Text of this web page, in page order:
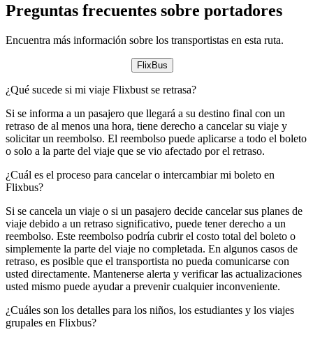
Preguntas frecuentes sobre portadores
Encuentra más información sobre los transportistas en esta ruta.
FlixBus
¿Qué sucede si mi viaje Flixbust se retrasa?
Si se informa a un pasajero que llegará a su destino final con un
retraso de al menos una hora, tiene derecho a cancelar su viaje y
solicitar un reembolso. El reembolso puede aplicarse a todo el boleto
o solo a la parte del viaje que se vio afectado por el retraso.
¿Cuál es el proceso para cancelar o intercambiar mi boleto en
Flixbus?
Si se cancela un viaje o si un pasajero decide cancelar sus planes de
viaje debido a un retraso significativo, puede tener derecho a un
reembolso. Este reembolso podría cubrir el costo total del boleto o
simplemente la parte del viaje no completada. En algunos casos de
retraso, es posible que el transportista no pueda comunicarse con
usted directamente. Mantenerse alerta y verificar las actualizaciones
usted mismo puede ayudar a prevenir cualquier inconveniente.
¿Cuáles son los detalles para los niños, los estudiantes y los viajes
grupales en Flixbus?